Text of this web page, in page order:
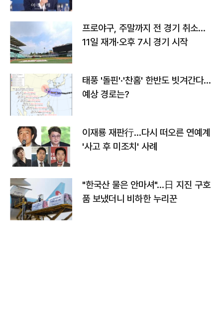
프로야구, 주말까지 전 경기 취소…
11일 재개·오후 7시 경기 시작
태풍 '돌핀'·'찬홈' 한반도 빗겨간다…
예상 경로는?
이재룡 재판行…다시 떠오른 연예계
'사고 후 미조치' 사례
"한국산 물은 안마셔"…日 지진 구호
품 보냈더니 비하한 누리꾼